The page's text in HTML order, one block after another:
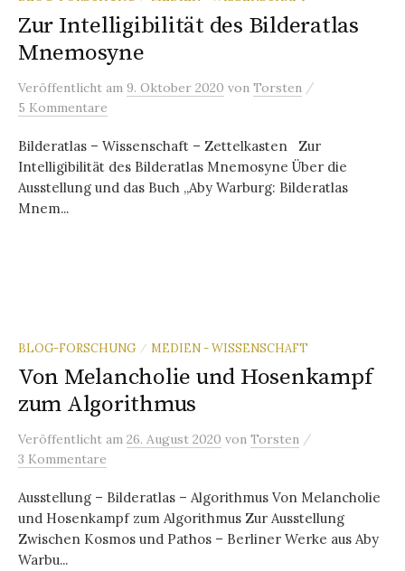
Zur Intelligibilität des Bilderatlas
Mnemosyne
Veröffentlicht am 9. Oktober 2020 von Torsten /
5 Kommentare
Bilderatlas – Wissenschaft – Zettelkasten Zur
Intelligibilität des Bilderatlas Mnemosyne Über die
Ausstellung und das Buch „Aby Warburg: Bilderatlas
Mnem...
BLOG-FORSCHUNG / MEDIEN - WISSENSCHAFT
Von Melancholie und Hosenkampf
zum Algorithmus
Veröffentlicht am 26. August 2020 von Torsten /
3 Kommentare
Ausstellung – Bilderatlas – Algorithmus Von Melancholie
und Hosenkampf zum Algorithmus Zur Ausstellung
Zwischen Kosmos und Pathos – Berliner Werke aus Aby
Warbu...